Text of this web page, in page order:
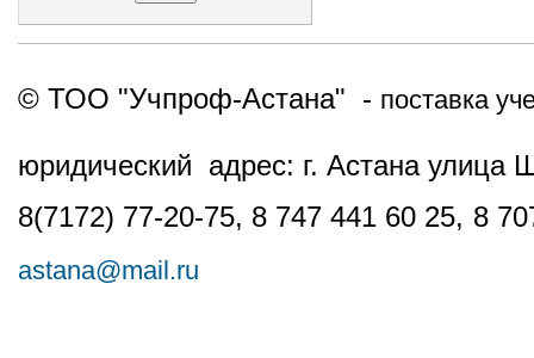
© ТОО "Учпроф-Астана" - поставка
юридический адрес: г. Астана
8(7172) 77-20-75, 8 747 441 60 25, 8
astana@mail.ru